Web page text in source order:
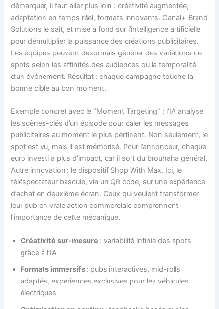
démarquer, il faut aller plus loin : créativité augmentée,
adaptation en temps réel, formats innovants. Canal+ Brand
Solutions le sait, et mise à fond sur l’intelligence artificielle
pour démultiplier la puissance des créations publicitaires.
Les équipes peuvent désormais générer des variations de
spots selon les affinités des audiences ou la temporalité
d’un événement. Résultat : chaque campagne touche la
bonne cible au bon moment.
Exemple concret avec le “Moment Targeting” : l’IA analyse
les scènes-clés d’un épisode pour caler les messages
publicitaires au moment le plus pertinent. Non seulement, le
spot est vu, mais il est mémorisé. Pour l’annonceur, chaque
euro investi a plus d’impact, car il sort du brouhaha général.
Autre innovation : le dispositif Shop With Max. Ici, le
téléspectateur bascule, via un QR code, sur une expérience
d’achat en deuxième écran. Ceux qui veulent transformer
leur pub en vraie action commerciale comprennent
l’importance de cette mécanique.
Créativité sur-mesure : variabilité infinie des spots
grâce à l’IA
Formats immersifs : pubs interactives, mid-rolls
adaptés, expériences exclusives pour les véhicules
électriques